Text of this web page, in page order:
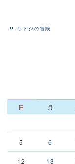
«サトシの冒険
日 月
5 6
12 13